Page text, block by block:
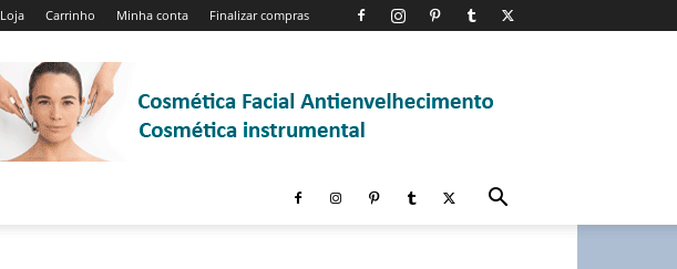
Loja Carrinho Minha conta Finalizar compras